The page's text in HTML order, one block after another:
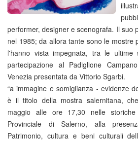
performer, designer e scenografa. Il suo
nel 1985; da allora tante sono le mostre
l'hanno vista impegnata, tra le ultime
partecipazione al Padiglione
Venezia presentata da Vittorio Sgarbi.
“a immagine e somiglianza - evidenze
è il titolo della mostra salernitana,
maggio alle ore 17,30 nelle
Provinciale di Salerno, alla
Patrimonio, cultura e beni culturali